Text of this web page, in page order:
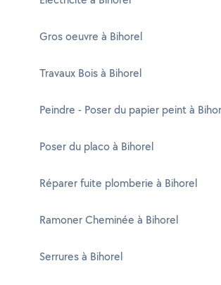
Gros oeuvre à Bihorel
Travaux Bois à Bihorel
Peindre - Poser du papier peint à
Poser du placo à Bihorel
Réparer fuite plomberie à Bihorel
Ramoner Cheminée à Bihorel
Serrures à Bihorel